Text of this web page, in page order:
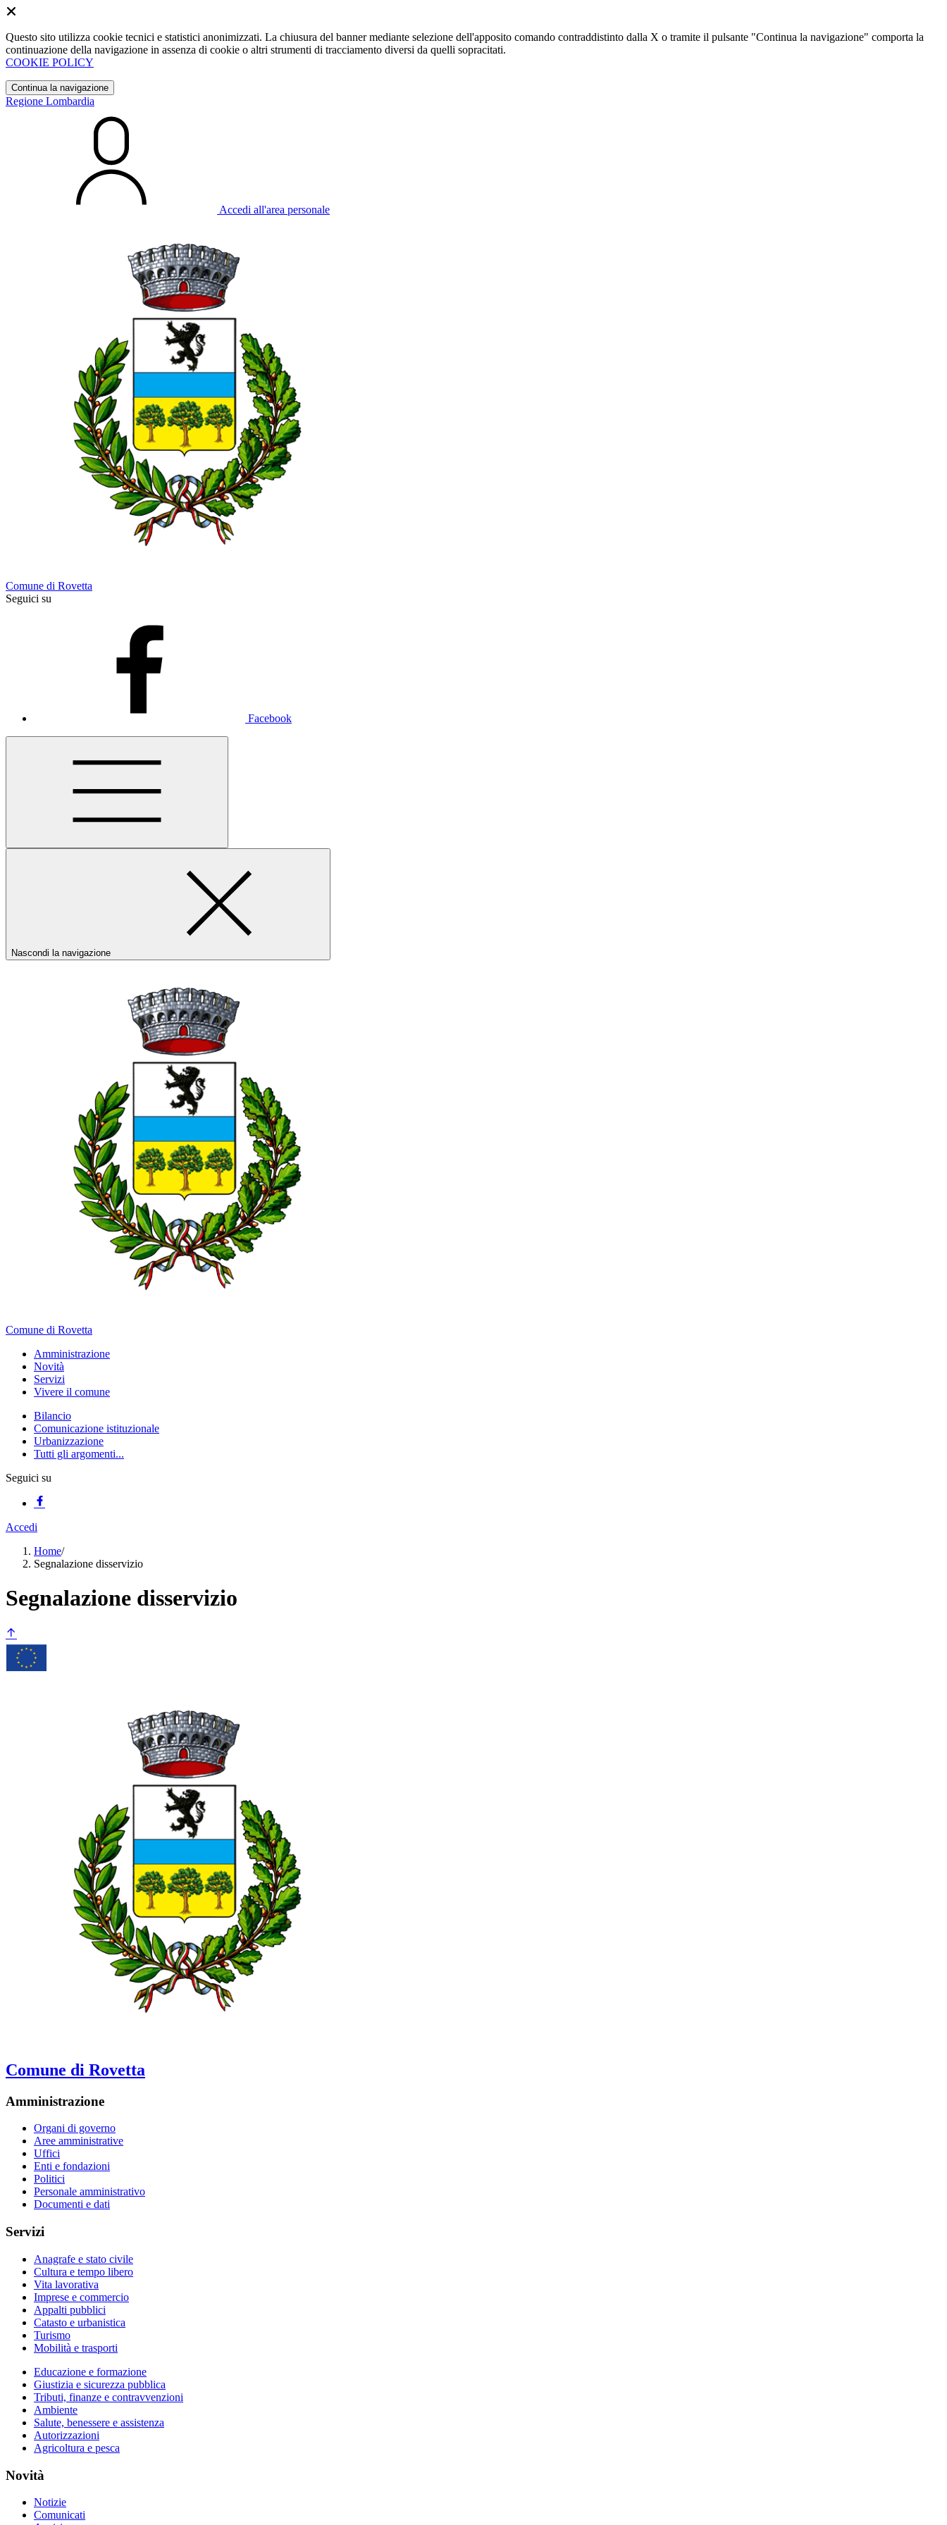
Questo sito utilizza cookie tecnici e statistici anonimizzati. La chiusura del banner mediante selezione dell'apposito comando contraddistinto dalla X o tramite il pulsante "Continua la navigazione" comporta la
continuazione della navigazione in assenza di cookie o altri strumenti di tracciamento diversi da quelli sopracitati.
COOKIE POLICY
Continua la navigazione
Regione Lombardia
Accedi all'area personale
Comune di Rovetta
Seguici su
Facebook
Nascondi la navigazione
Comune di Rovetta
Amministrazione
Novità
Servizi
Vivere il comune
Bilancio
Comunicazione istituzionale
Urbanizzazione
Tutti gli argomenti...
Seguici su
Accedi
Home/
Segnalazione disservizio
Segnalazione disservizio
Comune di Rovetta
Amministrazione
Organi di governo
Aree amministrative
Uffici
Enti e fondazioni
Politici
Personale amministrativo
Documenti e dati
Servizi
Anagrafe e stato civile
Cultura e tempo libero
Vita lavorativa
Imprese e commercio
Appalti pubblici
Catasto e urbanistica
Turismo
Mobilità e trasporti
Educazione e formazione
Giustizia e sicurezza pubblica
Tributi, finanze e contravvenzioni
Ambiente
Salute, benessere e assistenza
Autorizzazioni
Agricoltura e pesca
Novità
Notizie
Comunicati